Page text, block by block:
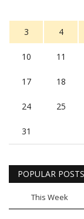
3 4
10 11
17 18
24 25
31
POPULAR POSTS
This Week